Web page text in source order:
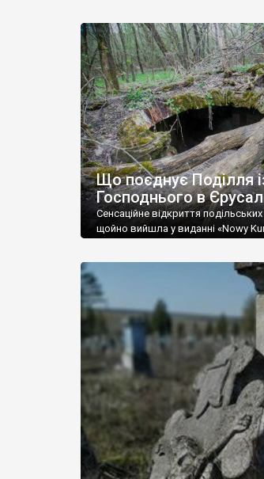
Що поєднує Поділля
Господнього в
Сенсаційне відкриття
щойно вийшла у виданні «Nowy
у польському виданні. Цвинтар в
Галіцийський» вже розповідав
«Могили Предків»,
національностей, релігій та
та […]